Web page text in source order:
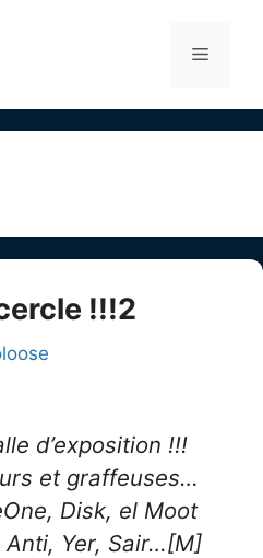
Menu
!!!2
d’exposition !!!
et graffeuses…
Disk, el Moot
Yer, Sair…[M]